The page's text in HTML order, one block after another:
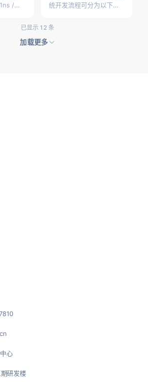
/
统开发流程可分为以下五
键开发步骤和技术要点：
设计…
已显示 12 条
加载更多
心
研发楼